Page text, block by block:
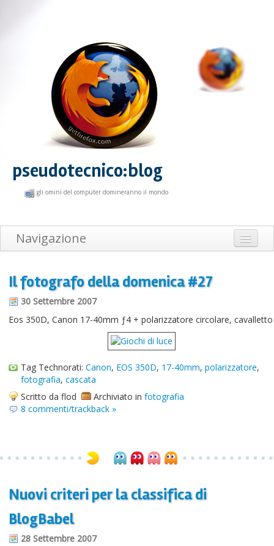
pseudotecnico:blog
gli omini del computer domineranno il mondo
Navigazione
Informazioni sul blog
Il fotografo della domenica #27
30 Settembre 2007
Eos 350D, Canon 17-40mm ƒ4 + polarizzatore circolare, cavalletto
Tag Technorati: Canon, EOS 350D, 17-40mm, polarizzatore,
fotografia, cascata
Scritto da flod
Archiviato in fotografia
8 commenti/trackback »
Nuovi criteri per la classifica di
BlogBabel
28 Settembre 2007